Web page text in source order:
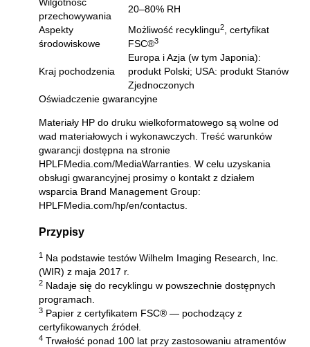
Wilgotność
przechowywania
20–80% RH
Aspekty
środowiskowe
Możliwość recyklingu2, certyfikat
FSC®3
Kraj pochodzenia
Europa i Azja (w tym Japonia):
produkt Polski; USA: produkt Stanów
Zjednoczonych
Oświadczenie gwarancyjne
Materiały HP do druku wielkoformatowego są wolne od
wad materiałowych i wykonawczych. Treść warunków
gwarancji dostępna na stronie
HPLFMedia.com/MediaWarranties. W celu uzyskania
obsługi gwarancyjnej prosimy o kontakt z działem
wsparcia Brand Management Group:
HPLFMedia.com/hp/en/contactus.
Przypisy
1 Na podstawie testów Wilhelm Imaging Research, Inc.
(WIR) z maja 2017 r.
2 Nadaje się do recyklingu w powszechnie dostępnych
programach.
3 Papier z certyfikatem FSC® — pochodzący z
certyfikowanych źródeł.
4 Trwałość ponad 100 lat przy zastosowaniu atramentów